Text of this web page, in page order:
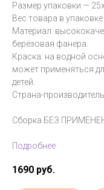
Размер упаковки —
Вес товара в упаковке
Материал:
берёзовая фанера.
Краска: на водной
может применяться
детей.
Страна-
Сборка БЕЗ
Подробнее
1690 руб.